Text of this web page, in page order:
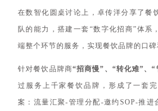
在数智化圆桌讨论上，卓传洋分享了餐
队的能力，搭建一套“数字化招商”体系
端整个环节的服务，实现餐饮品牌的口碑
针对餐饮品牌商“招商慢”、“转化难”、“
过服务上千家餐饮品牌，形成了一套
案：流量汇聚-管理分配-邀约SOP-推进